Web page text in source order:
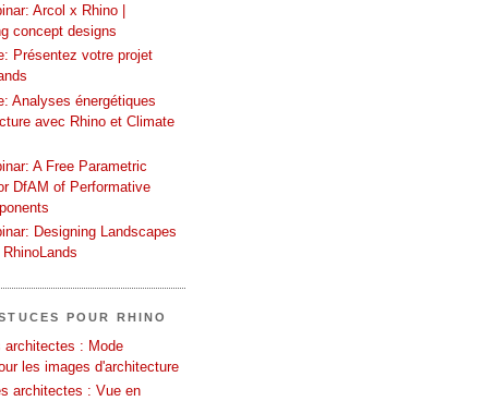
Arcol x Rhino |
concept designs
Présentez votre projet
Analyses énergétiques
avec Rhino et Climate
A Free Parametric
DfAM of Performative
Designing Landscapes
POUR RHINO
architectes : Mode
les images d'architecture
architectes : Vue en